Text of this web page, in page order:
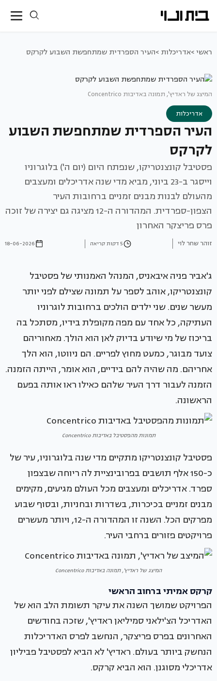
ראשי >אדריכלות >העיר הספרדית שמתחפשת השבוע לקרקס
המיצג של ראדיץ', תמונה באדיבות Concentrico
אדריכלות
העיר הספרדית שמתחפשת השבוע
לקרקס
פסטיבל קונצנטריקו, שנפתח היום (יום ה') בלוגרוניו
וייסגר ב-23 ביוני, מביא מדי שנה אדריכלים ומעצבים
מהעולם לבנות מבנים זמניים ברחובות העיר
הצפון-ספרדית. המהדורה ה-12 מציגה גם יצירה של זוכה
פרס פריצקר האחרון
זוהר שחר לוי 5 דקות קריאה 18-06-2026
ג'אביר פניה איבאניס, המנהל האמנותי של פסטיבל
קונצנטריקו, אוהב לספר על תמונה שצילם לפני יותר
מעשר שנים. שני ילדים הולכים ברחובות לוגרוניו
העתיקה, כל אחד עם מפה מקופלת בידיו, מסתכל בה
בריכוז של מי שיודע בדיוק לאן הוא הולך. מאחוריהם
צועד מבוגר, כמעט מחוץ לפריים. הם ניווטו, הוא הלך
אחריהם. מה שהיה להם בידיים, הוא אומר, הייתה הזמנה.
הזמנה לעבור דרך העיר שלהם כאילו ראו אותה בפעם
הראשונה.
תמונות מהפסטיבל באדיבות Concentrico
פסטיבל קונצנטריקו מתקיים מדי שנה בלוגרוניו, עיר של
כ-150 אלף תושבים בפרובינציית לה ריוחה שבצפון
ספרד. אדריכלים ומעצבים מכל העולם מגיעים, מקימים
מבנים זמניים בכיכרות, בשדרות ובחניות, ובסוף שבוע
מפרקים הכל. השנה זו המהדורה ה-12, ויותר מעשרים
פרויקטים פזורים ברחבי העיר.
המיצג של ראדיץ', תמונה באדיבות Concentrico
קרקס אמיתי ברחוב הראשי
הפרויקט שמושך השנה את עיקר תשומת הלב הוא של
האדריכל הצ'ילאני סמיליאן ראדיץ', שזכה בחודשים
האחרונים בפרס פריצקר, הנחשב לפרס האדריכלות
הנחשק ביותר בעולם. ראדיץ' לא הביא לפסטיבל פביליון
אדריכלי מסוגנן. הוא הביא קרקס.